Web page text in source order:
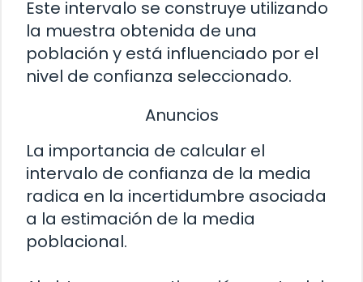
Este intervalo se construye utilizando
la muestra obtenida de una
población y está influenciado por el
nivel de confianza seleccionado.
Anuncios
La importancia de calcular el
intervalo de confianza de la media
radica en la incertidumbre asociada
a la estimación de la media
poblacional.